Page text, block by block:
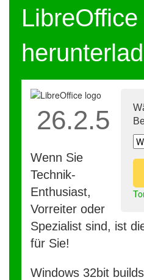
LibreOffice
26.2.5
Wenn Sie
Technik-
Enthusiast,
Vorreiter oder
Spezialist sind, ist
für Sie!
Windows 32bit